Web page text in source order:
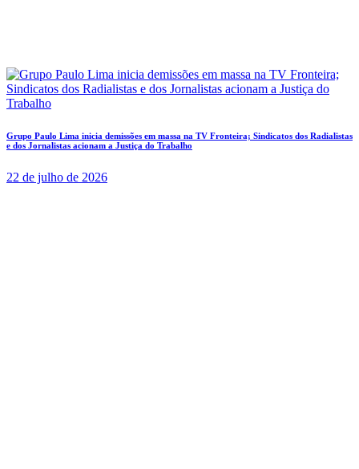
Grupo Paulo Lima inicia demissões em massa na TV Fronteira; Sindicatos dos Radialistas
e dos Jornalistas acionam a Justiça do Trabalho
22 de julho de 2026